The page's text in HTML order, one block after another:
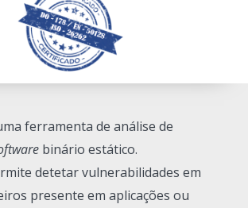
ferramenta de análise de
binário estático.
detetar vulnerabilidades em
presente em aplicações ou